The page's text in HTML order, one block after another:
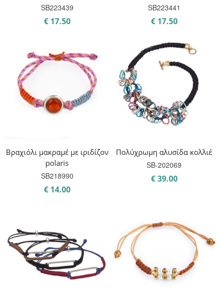
SB223439
€17.50
SB223441
€17.50
Βραχιόλι μακραμέ με ιριδίζον
polaris
SB218990
€14.00
Πολύχρωμη αλυσίδα κολλιέ
SB-202069
€39.00